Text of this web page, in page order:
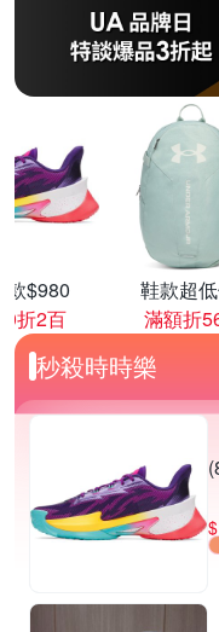
款$980
折2百
鞋款超
滿額折
秒殺時時樂
$